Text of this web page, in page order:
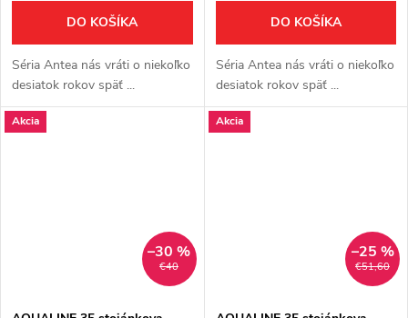
DO KOŠÍKA
Séria Antea nás vráti o niekoľko
desiatok rokov späť ...
DO KOŠÍKA
Séria Antea nás vráti o niekoľko
desiatok rokov späť ...
Akcia
€40
–30 %
Akcia
€51,60
–25 %